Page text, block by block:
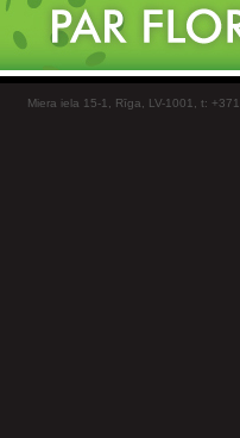
Miera iela 15-1, Rīga, LV-1001, t: